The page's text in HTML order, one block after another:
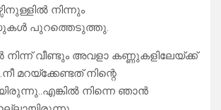
നിന്നും
പുറത്തെടുത്തു.
വീണ്ടും അവളാ കണ്ണുകളിലേയ്ക്ക്
മറയ്ക്കേണ്ടത് നിന്റെ
നിന്നെ ഞാൻ